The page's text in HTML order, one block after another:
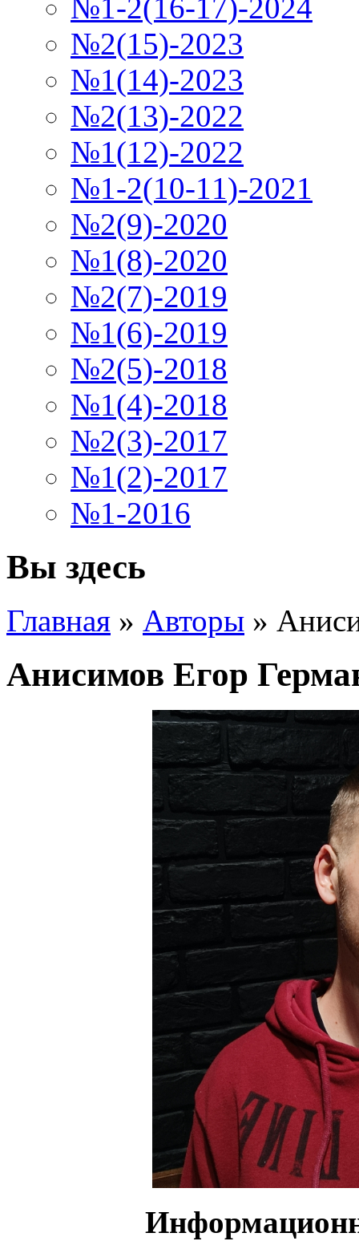
№1-2(16-17)-2024
№2(15)-2023
№1(14)-2023
№2(13)-2022
№1(12)-2022
№1-2(10-11)-2021
№2(9)-2020
№1(8)-2020
№2(7)-2019
№1(6)-2019
№2(5)-2018
№1(4)-2018
№2(3)-2017
№1(2)-2017
№1-2016
Вы здесь
Главная » Авторы »
Анисимов Егор